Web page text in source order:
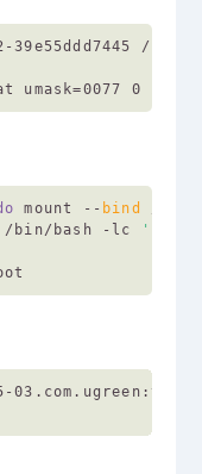
39e55ddd7445 /
mount -- bind
/bin/bash -lc